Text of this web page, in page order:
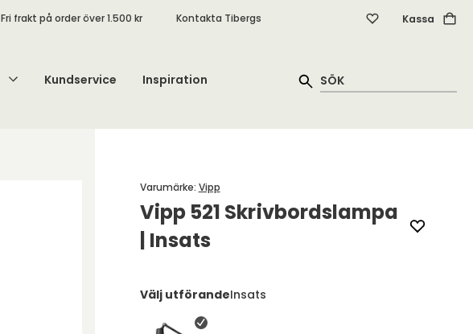
Fri frakt på order över 1.500 kr Kontakta Tibergs Kassa
Kundservice Inspiration
Vipp 521 Skrivbordslampa
| Insats
Varumärke: Vipp
Välj utförandeInsats